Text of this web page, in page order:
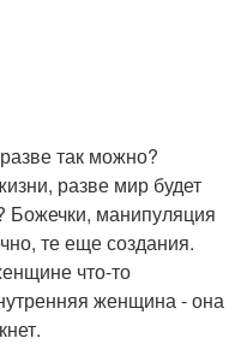
так можно?
разве мир будет
манипуляция
те еще создания.
что-то
женщина - она